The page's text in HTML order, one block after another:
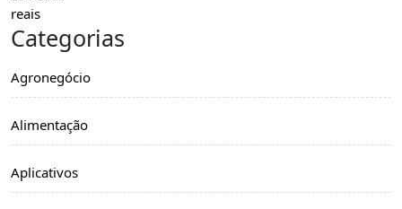
Categorias
Agronegócio
Alimentação
Aplicativos